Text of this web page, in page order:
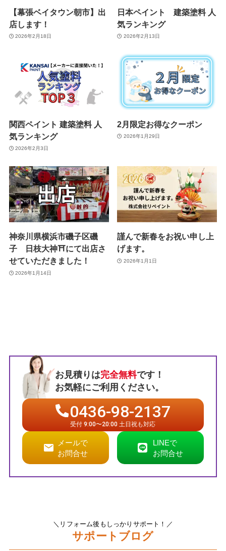
【幕張ベイタウン朝市】出
店します！
2026年2月18日
日本ペイント 建築塗料 人
気ランキング
2026年2月13日
関西ペイント 建築塗料 人
気ランキング
2026年2月3日
2月限定お得なクーポン
2026年1月29日
神奈川県横浜市磯子区磯
子 日枝大神⛩️にて出店さ
せていただきました！
2026年1月14日
謹んで新春をお祝い申し上
げます。
2026年1月1日
お見積りは完全無料です！
お気軽にご利用ください。
0436-98-2137
受付 9:00〜20:00 土日祝も対応
メールで
お問合せ
LINEで
お問合せ
＼リフォーム後もしっかりサポート！／
サポートブログ